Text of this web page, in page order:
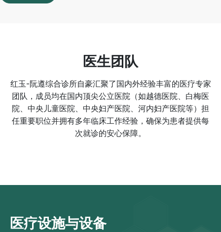
医生团队
红玉-阮遵综合诊所自豪汇聚了国内外经验丰富的医疗专家
团队，成员均在国内顶尖公立医院（如越德医院、白梅医
院、中央儿童医院、中央妇产医院、河内妇产医院等）担
任重要职位并拥有多年临床工作经验，确保为患者提供每
次就诊的安心保障。
医疗设施与设备